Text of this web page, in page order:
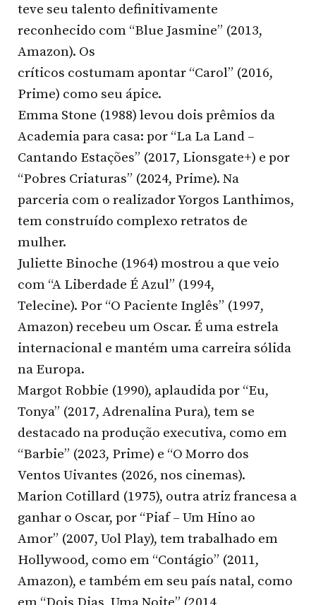
teve seu talento definitivamente
reconhecido com “Blue Jasmine” (2013,
Amazon). Os
críticos costumam apontar “Carol” (2016,
Prime) como seu ápice.
Emma Stone (1988) levou dois prêmios da
Academia para casa: por “La La Land –
Cantando Estações” (2017, Lionsgate+) e por
“Pobres Criaturas” (2024, Prime). Na
parceria com o realizador Yorgos Lanthimos,
tem construído complexo retratos de
mulher.
Juliette Binoche (1964) mostrou a que veio
com “A Liberdade É Azul” (1994,
Telecine). Por “O Paciente Inglês” (1997,
Amazon) recebeu um Oscar. É uma estrela
internacional e mantém uma carreira sólida
na Europa.
Margot Robbie (1990), aplaudida por “Eu,
Tonya” (2017, Adrenalina Pura), tem se
destacado na produção executiva, como em
“Barbie” (2023, Prime) e “O Morro dos
Ventos Uivantes (2026, nos cinemas).
Marion Cotillard (1975), outra atriz francesa a
ganhar o Oscar, por “Piaf – Um Hino ao
Amor” (2007, Uol Play), tem trabalhado em
Hollywood, como em “Contágio” (2011,
Amazon), e também em seu país natal, como